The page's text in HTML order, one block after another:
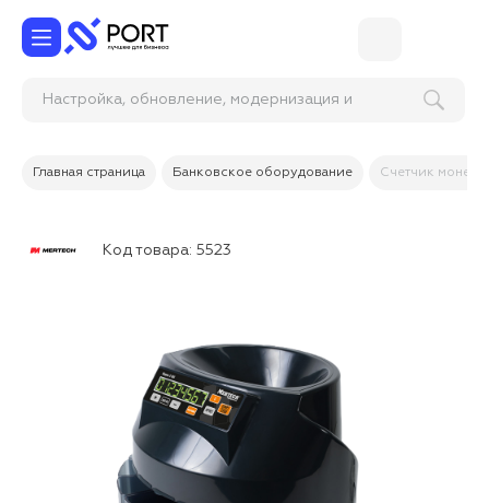
Настройка, обновление, модернизация и
Главная страница Банковское оборудование Счетчик монет
Код товара: 5523